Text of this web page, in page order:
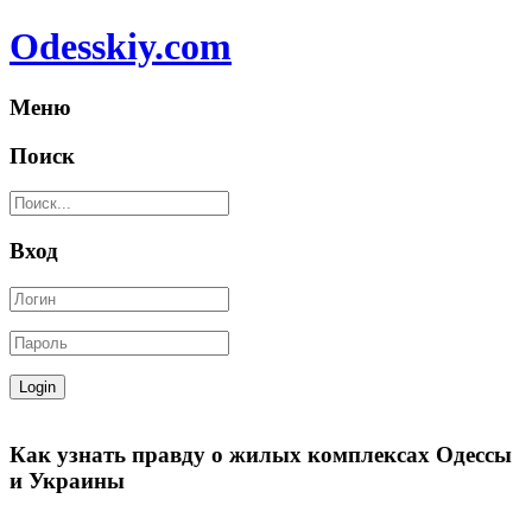
Odesskiy.com
Меню
Поиск
Вход
Как узнать правду о жилых комплексах Одессы
и Украины